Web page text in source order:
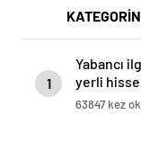
1
Yabancı
yerli
63847 kez